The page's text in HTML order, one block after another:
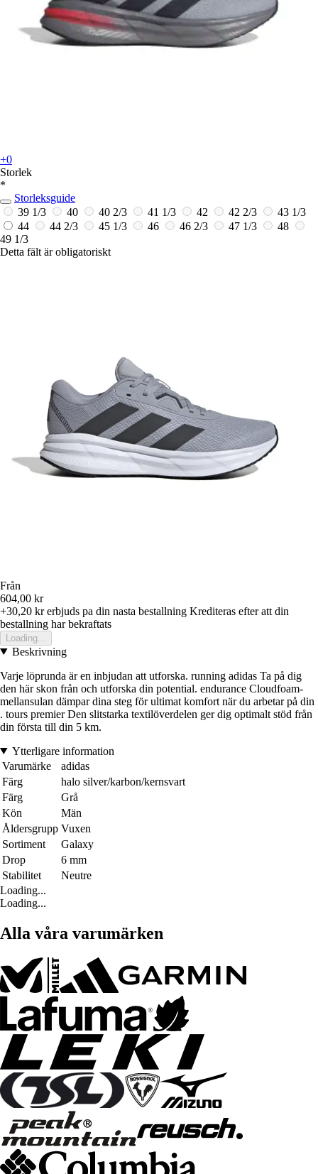
+0
Storlek
*
Storleksguide
39 1/3
40 40 2/3 41 1/3 42 42 2/3
43 1/3
44
44 2/3 45 1/3 46 46 2/3 47 1/3
48
49 1/3
Detta fält är obligatoriskt
Från
604,00 kr
+30,20 krerbjuds pa din nasta bestallning Krediteras efter att din
bestallning har bekraftats
Loading...
Beskrivning
Varje löprunda är en inbjudan att utforska. running adidas Ta på dig
den här skon från och utforska din potential. endurance Cloudfoam-
mellansulan dämpar dina steg för ultimat komfort när du arbetar på din
. tours premier Den slitstarka textilöverdelen ger dig optimalt stöd från
din första till din 5 km.
Ytterligare information
Varumärke
adidas
Färg
halo silver/karbon/kernsvart
Färg
Grå
Kön
Män
Åldersgrupp Vuxen
Sortiment
Galaxy
Drop
6 mm
Stabilitet
Neutre
Loading...
Loading...
Alla våra varumärken